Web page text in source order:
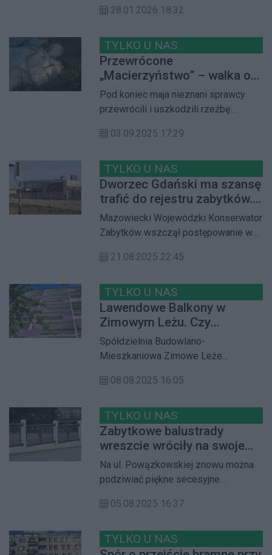
sytuacja wygląda faktycznie
Mimo licznych kontrowersji, jakie
zabytkowego obiektu, właściciel
zlecił wykonawcy pomalowanie szarej
cegły farbą. Mieszkańcy Żoliborza
Urzędniczego skarżą się na wygląd
nowej elewacji
28.01.2026 18:32
TYLKO U NAS
Przewrócone
„Macierzyństwo” – walka o
ocalenie rzeźby
Szapocznikow
Pod koniec maja nieznani sprawcy
przewrócili i uszkodzili rzeźbę
70 lat zdobiła Park im. Żołnierzy
Mazowiecki Wojewódzki Konserwator
Zabytków wpisał rzeźbę do rejestru
zabytków ruchomych. Niestety, wciąż
czeka ona na właściwe
zabezpieczenie i prace renowacyjne.
Mieszkańcy są zaniepokojeni i
zastanawiają się, czy rzeźba po
03.09.2025 17:29
TYLKO U NAS
Dworzec Gdański ma szansę
trafić do rejestru zabytków.
Konserwator wszczął
postępowanie
Mazowiecki Wojewódzki Konserwator
Zabytków wszczął postępowanie w
do rejestru zabytków. Postępowanie
dwóch organizacji, który złożono w
listopadzie 2024 r. Czy uda się
uchronić dworzec przed deweloperką
w sąsiedztwie wiaduktu
żoliborskiego?
21.08.2025 22:45
TYLKO U NAS
Lawendowe Balkony w
Zimowym Leżu. Czy
konserwator zatwierdził tę
kolorystykę?
Spółdzielnia Budowlano-
Mieszkaniowa Zimowe Leże
Ku zaskoczeniu wielu mieszkańców
osłonowe przybrały intensywny i
kontrowersyjny kolor. Z informacji
uzyskanych od byłych członków Rady
Nadzorczej oraz Urzędu Dzielnicy
Żoliborz wynika, że taki kolor
zatwierdził konserwator. Czy
rzeczywiście tak było?
sprawdzić
08.08.2025 16:05
TYLKO U NAS
Zabytkowe balustrady
wreszcie wróciły na swoje
miejsce
Na ul. Powązkowskiej znowu można
podziwiać piękne secesyjne
znajdowały się na wiadukcie nad linią
prawie rok temu, kiedy trafiły do
pracowni konserwatorskiej.
05.08.2025 16:37
TYLKO U NAS